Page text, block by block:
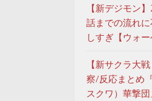
【新デジモン
話までの流れ
しすぎ【ウォ
【新サクラ大
察/反応まとめ
スクワ）華撃団